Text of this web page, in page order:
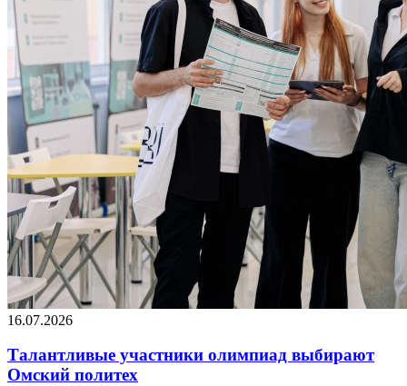
16.07.2026
Талантливые участники олимпиад выбирают
Омский политех